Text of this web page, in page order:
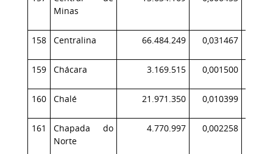
Minas
158 Centralina 66.484.249 0,031467
159 Chácara 3.169.515 0,001500
160 Chalé 21.971.350 0,010399
161
Chapada do
Norte
4.770.997 0,002258